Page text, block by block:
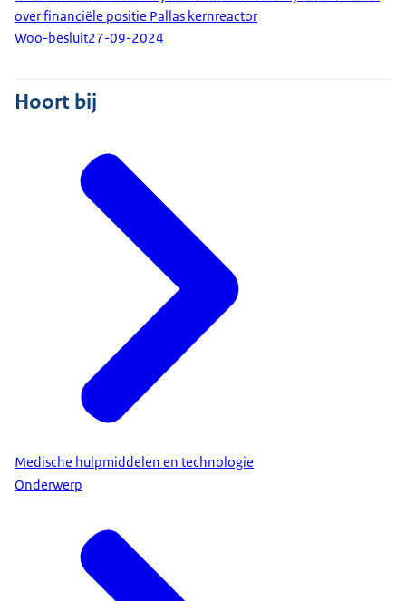
over financiële positie Pallas kernreactor
Woo-besluit27-09-2024
Hoort bij
Medische hulpmiddelen en technologie
Onderwerp